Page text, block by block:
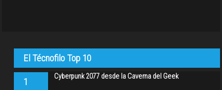
El Técnofilo Top 10
1 Cyberpunk 2077 desde la Caverna del Geek